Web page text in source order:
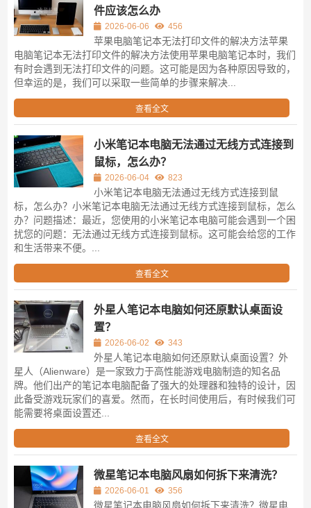
件应该怎么办
2026-06-06 456
苹果电脑笔记本无法打印文件的解决方法苹果
电脑笔记本无法打印文件的解决方法使用苹果电脑笔记本时，我们
有时会遇到无法打印文件的问题。这可能是因为各种原因导致的，
但幸运的是，我们可以采取一些简单的步骤来解决...
查看全文
小米笔记本电脑无法通过无线方式连接到
鼠标，怎么办？
2026-06-04 823
小米笔记本电脑无法通过无线方式连接到鼠
标，怎么办？小米笔记本电脑无法通过无线方式连接到鼠标，怎么
办？问题描述：最近，您使用的小米笔记本电脑可能会遇到一个困
扰您的问题：无法通过无线方式连接到鼠标。这可能会给您的工作
和生活带来不便。...
查看全文
外星人笔记本电脑如何还原默认桌面设
置？
2026-06-02 343
外星人笔记本电脑如何还原默认桌面设置？外
星人（Alienware）是一家致力于高性能游戏电脑制造的知名品
牌。他们出产的笔记本电脑配备了强大的处理器和独特的设计，因
此备受游戏玩家们的喜爱。然而，在长时间使用后，有时候我们可
能需要将桌面设置还...
查看全文
微星笔记本电脑风扇如何拆下来清洗？
2026-06-01 356
微星笔记本电脑风扇如何拆下来清洗？微星电